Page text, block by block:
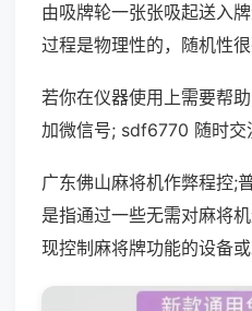
由吸牌轮一张张吸起送入
过程是物理性的，随机性很
若你在仪器使用上需要帮
加微信号; sdf6770 随时交
广东佛山麻将机作弊程控;
是指通过一些无需对麻将
现控制麻将牌功能的设备或